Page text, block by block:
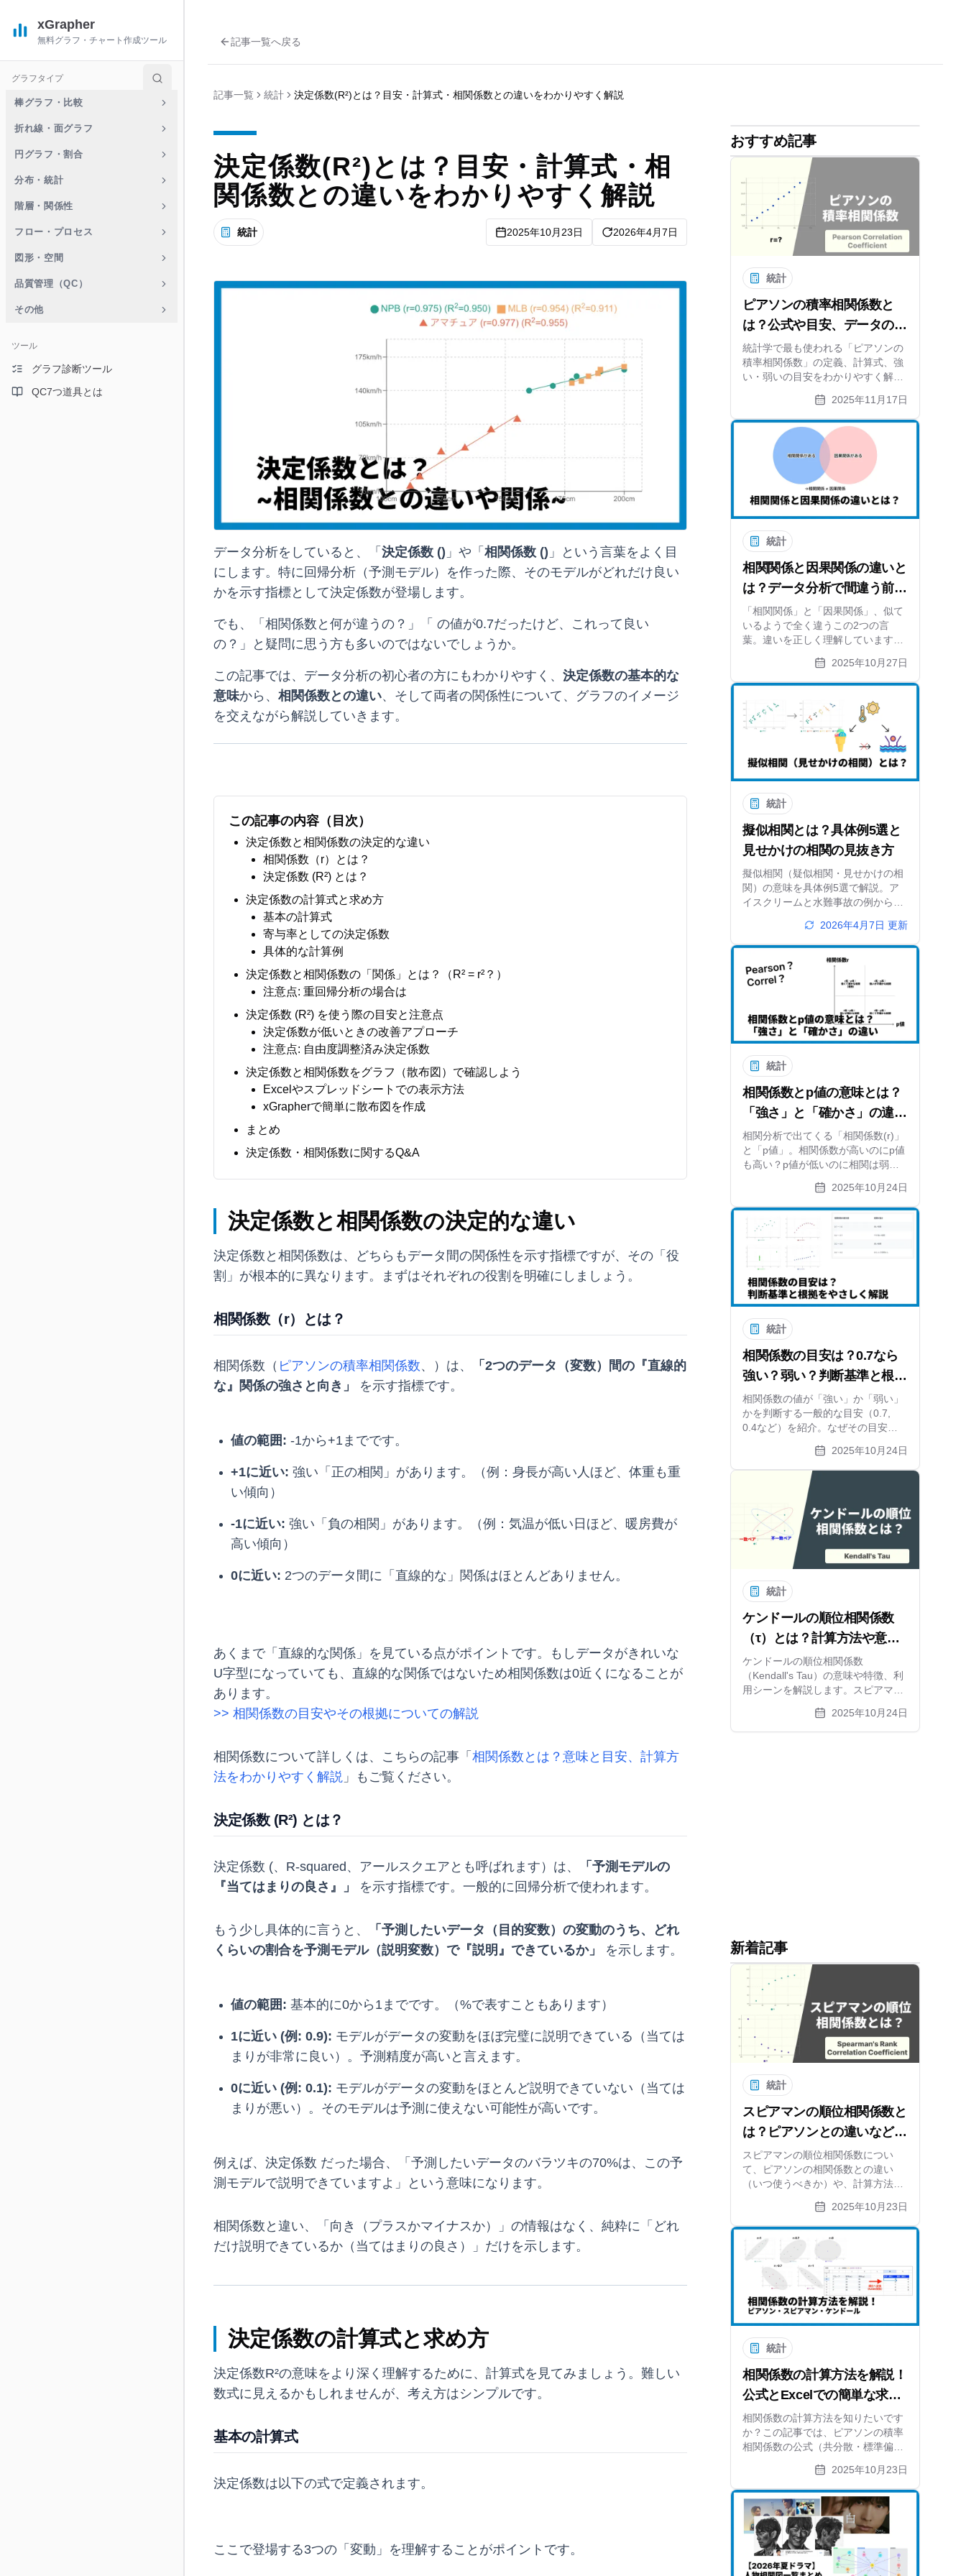
xGrapher
無料グラフ・チャート作成ツール
グラフタイプ
棒グラフ・比較
折れ線・面グラフ
円グラフ・割合
分布・統計
階層・関係性
フロー・プロセス
図形・空間
品質管理（QC）
その他
ツール
グラフ診断ツール
QC7つ道具とは
記事一覧へ戻る
記事一覧 統計 決定係数(R²)とは？目安・計算式・相関係数との違いをわかりやすく解説
決定係数(R²)とは？目安・計算式・相
関係数との違いをわかりやすく解説
統計 2025年10月23日 2026年4月7日
データ分析をしていると、「 決定係数 () 」や「 相関係数 () 」という言葉をよく目
にします。特に回帰分析（予測モデル）を作った際、そのモデルがどれだけ良い
かを示す指標として決定係数が登場します。
でも、「相関係数と何が違うの？」「 の値が0.7だったけど、これって良い
の？」と疑問に思う方も多いのではないでしょうか。
この記事では、データ分析の初心者の方にもわかりやすく、 決定係数の基本的な
意味から、 相関係数との違い、そして両者の関係性について、グラフのイメージ
を交えながら解説していきます。
この記事の内容（目次）
決定係数と相関係数の決定的な違い
相関係数（r）とは？
決定係数 (R²) とは？
決定係数の計算式と求め方
基本の計算式
寄与率としての決定係数
具体的な計算例
決定係数と相関係数の「関係」とは？（R² = r²？）
注意点: 重回帰分析の場合は
決定係数 (R²) を使う際の目安と注意点
決定係数が低いときの改善アプローチ
注意点: 自由度調整済み決定係数
決定係数と相関係数をグラフ（散布図）で確認しよう
Excelやスプレッドシートでの表示方法
xGrapherで簡単に散布図を作成
まとめ
決定係数・相関係数に関するQ&A
決定係数と相関係数の決定的な違い
決定係数と相関係数は、どちらもデータ間の関係性を示す指標ですが、その「役
割」が根本的に異なります。まずはそれぞれの役割を明確にしましょう。
相関係数（r）とは？
相関係数（ ピアソンの積率相関係数、 ）は、
「2つのデータ（変数）間の『直線的
な』関係の強さと向き」
を示す指標です。
値の範囲: -1から+1までです。
+1に近い: 強い「正の相関」があります。（例：身長が高い人ほど、体重も重
い傾向）
-1に近い: 強い「負の相関」があります。（例：気温が低い日ほど、暖房費が
高い傾向）
0に近い: 2つのデータ間に「直線的な」関係はほとんどありません。
あくまで「直線的な関係」を見ている点がポイントです。もしデータがきれいな
U字型になっていても、直線的な関係ではないため相関係数は0近くになることが
あります。
>> 相関係数の目安やその根拠についての解説
相関係数について詳しくは、こちらの記事「 相関係数とは？意味と目安、計算方
法をわかりやすく解説 」もご覧ください。
決定係数 (R²) とは？
決定係数 (、R-squared、アールスクエアとも呼ばれます）は、
「予測モデルの
『当てはまりの良さ』」
を示す指標です。一般的に回帰分析で使われます。
もう少し具体的に言うと、
「予測したいデータ（目的変数）の変動のうち、どれ
くらいの割合を予測モデル（説明変数）で『説明』できているか」
を示します。
値の範囲: 基本的に0から1までです。（%で表すこともあります）
1に近い (例: 0.9): モデルがデータの変動をほぼ完璧に説明できている（当ては
まりが非常に良い）。予測精度が高いと言えます。
0に近い (例: 0.1): モデルがデータの変動をほとんど説明できていない（当ては
まりが悪い）。そのモデルは予測に使えない可能性が高いです。
例えば、決定係数 だった場合、「予測したいデータのバラツキの70%は、この予
測モデルで説明できていますよ」という意味になります。
相関係数と違い、「向き（プラスかマイナスか）」の情報はなく、純粋に「どれ
だけ説明できているか（当てはまりの良さ）」だけを示します。
決定係数の計算式と求め方
決定係数R²の意味をより深く理解するために、計算式を見てみましょう。難しい
数式に見えるかもしれませんが、考え方はシンプルです。
基本の計算式
決定係数は以下の式で定義されます。
ここで登場する3つの「変動」を理解することがポイントです。
おすすめ記事
統計
ピアソンの積率相関係数と
は？公式や目安、データの可
視化までわかりやすく解説
統計学で最も使われる「ピアソンの
積率相関係数」の定義、計算式、強
い・弱いの目安をわかりやすく解説
します。スピアマンやケンドールと
の違い、疑似相関などの注意点、そ
してxGrapherを使った散布図の作成
方法まで網羅しています。
2025年11月17日
統計
相関関係と因果関係の違いと
は？データ分析で間違う前に
知りたい基本【具体例で解
説】
「相関関係」と「因果関係」、似て
いるようで全く違うこの2つの言
葉。違いを正しく理解しています
ジネスでよくある勘違いを防ぐた
め、相関関係と因果関係の決定的な
具体例を交えて分かりやすく解説し
ます。擬似相関についても触れ、デ
ータに騙されないための基本を学び
2025年10月27日
統計
擬似相関とは？具体例5選と
見せかけの相関の見抜き方
擬似相関（疑似相関・見せかけの相
関）の意味を具体例5選で解説。ア
イスクリームと水難事故の例から、
い、散布図での見抜き方まで。デー
タに騙されない分析力が身につきま
2026年4月7日 更新
統計
相関係数とp値の意味とは？
「強さ」と「確かさ」の違い
をわかりやすく解説
相関分析で出てくる「相関係数(r)」
と「p値」。相関係数が高いのにp値
も高い？p値が低いのに相関は弱
い？この2つの指標の違いと正しい
見方、統計的な有意性について、散
布図を使いながら初心者にもわかり
やすく解説します。
2025年10月24日
統計
相関係数の目安は？0.7なら
強い？弱い？判断基準と根拠
をやさしく解説
相関係数の値が「強い」か「弱い」
かを判断する一般的な目安（0.7,
0.4など）を紹介。なぜその目安が
分野による違いを分かりやすく解説
します。目安は絶対的なものではな
く、散布図での可視化が重要です。
2025年10月24日
統計
ケンドールの順位相関係数
（τ）とは？計算方法や意味
をわかりやすく解説
ケンドールの順位相関係数
（Kendall's Tau）の意味や特徴、利
用シーンを解説します。スピアマン
一致ペアを使った計算方法、タイ
（同順位）の処理まで、具体例を交
2025年10月24日
新着記事
統計
スピアマンの順位相関係数と
は？ピアソンとの違いなどわ
かりやすく解説
スピアマンの順位相関係数につい
て、ピアソンの相関係数との違い
（いつ使うべきか）や、計算方法、
相関の強さの目安を初心者にもわか
りやすく解説します。順序尺度デー
タや正規分布しないデータの関連性
を調べる方法を学びましょう。
2025年10月23日
統計
相関係数の計算方法を解説！
公式とExcelでの簡単な求め
方を紹介
相関係数の計算方法を知りたいです
か？この記事では、ピアソンの積率
相関係数の公式（共分散・標準偏
ExcelのCORREL関数を使った簡単
な求め方を解説。スピアマン、ケン
ドールの順位相関係数にも触れま
す。
2025年10月23日